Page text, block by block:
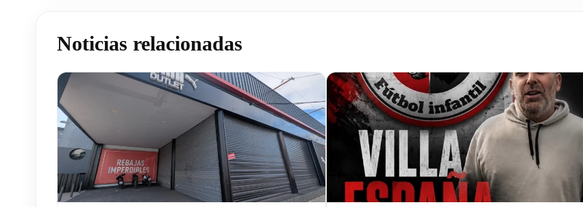
Noticias relacionadas